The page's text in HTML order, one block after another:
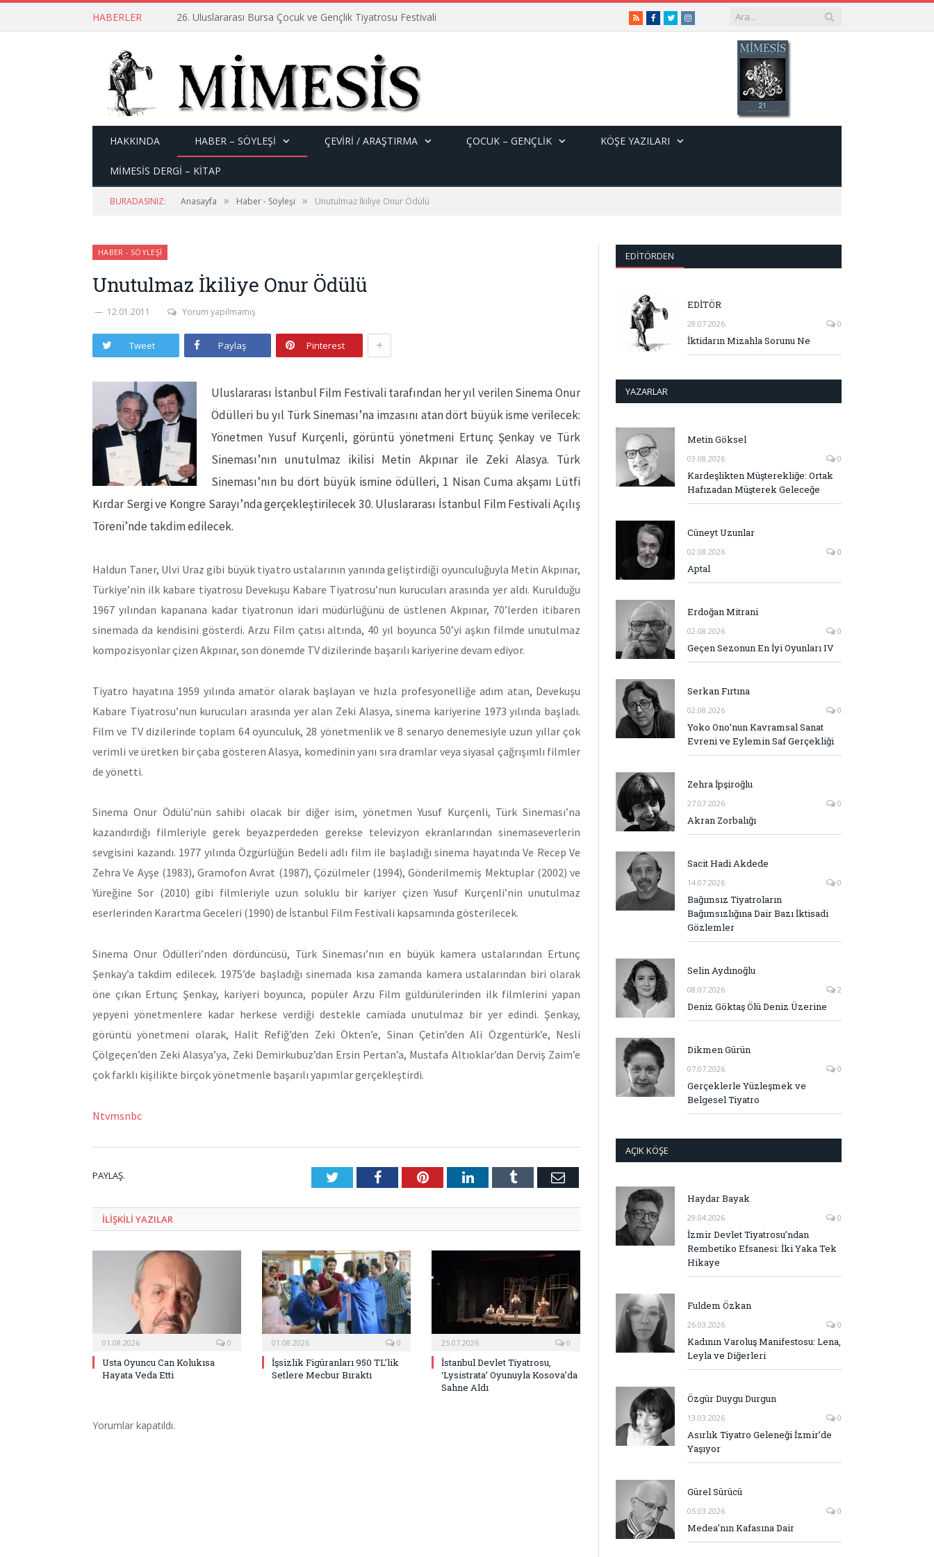
HABERLER 26. Uluslararası Bursa Çocuk ve Gençlik Tiyatrosu Festivali RSSFacebook
TwitterInstagram
HAKKINDA HABER – SÖYLEŞI ÇEVİRİ / ARAŞTIRMA ÇOCUK – GENÇLIK KÖŞE YAZILARI
MİMESİS DERGİ – KİTAP
BURADASINIZ: Anasayfa » Haber - Söyleşi » Unutulmaz İkiliye Onur Ödülü
HABER - SÖYLEŞI
Unutulmaz İkiliye Onur Ödülü
12.01.2011 Yorum yapılmamış
Tweet Paylaş Pinterest +
Uluslararası İstanbul Film Festivali tarafından her yıl verilen Sinema Onur
Ödülleri bu yıl Türk Sineması’na imzasını atan dört büyük isme verilecek:
Yönetmen Yusuf Kurçenli, görüntü yönetmeni Ertunç Şenkay ve Türk
Sineması’nın unutulmaz ikilisi Metin Akpınar ile Zeki Alasya. Türk
Sineması’nın bu dört büyük ismine ödülleri, 1 Nisan Cuma akşamı Lütfi
Kırdar Sergi ve Kongre Sarayı’nda gerçekleştirilecek 30. Uluslararası İstanbul Film Festivali Açılış
Töreni’nde takdim edilecek.
Haldun Taner, Ulvi Uraz gibi büyük tiyatro ustalarının yanında geliştirdiği oyunculuğuyla Metin Akpınar,
Türkiye’nin ilk kabare tiyatrosu Devekuşu Kabare Tiyatrosu’nun kurucuları arasında yer aldı. Kurulduğu
1967 yılından kapanana kadar tiyatronun idari müdürlüğünü de üstlenen Akpınar, 70’lerden itibaren
sinemada da kendisini gösterdi. Arzu Film çatısı altında, 40 yıl boyunca 50’yi aşkın filmde unutulmaz
kompozisyonlar çizen Akpınar, son dönemde TV dizilerinde başarılı kariyerine devam ediyor.
Tiyatro hayatına 1959 yılında amatör olarak başlayan ve hızla profesyonelliğe adım atan, Devekuşu
Kabare Tiyatrosu’nun kurucuları arasında yer alan Zeki Alasya, sinema kariyerine 1973 yılında başladı.
Film ve TV dizilerinde toplam 64 oyunculuk, 28 yönetmenlik ve 8 senaryo denemesiyle uzun yıllar çok
verimli ve üretken bir çaba gösteren Alasya, komedinin yanı sıra dramlar veya siyasal çağrışımlı filmler
de yönetti.
Sinema Onur Ödülü’nün sahibi olacak bir diğer isim, yönetmen Yusuf Kurçenli, Türk Sineması’na
kazandırdığı filmleriyle gerek beyazperdeden gerekse televizyon ekranlarından sinemaseverlerin
sevgisini kazandı. 1977 yılında Özgürlüğün Bedeli adlı film ile başladığı sinema hayatında Ve Recep Ve
Zehra Ve Ayşe (1983), Gramofon Avrat (1987), Çözülmeler (1994), Gönderilmemiş Mektuplar (2002) ve
Yüreğine Sor (2010) gibi filmleriyle uzun soluklu bir kariyer çizen Yusuf Kurçenli’nin unutulmaz
eserlerinden Karartma Geceleri (1990) de İstanbul Film Festivali kapsamında gösterilecek.
Sinema Onur Ödülleri’nden dördüncüsü, Türk Sineması’nın en büyük kamera ustalarından Ertunç
Şenkay’a takdim edilecek. 1975’de başladığı sinemada kısa zamanda kamera ustalarından biri olarak
öne çıkan Ertunç Şenkay, kariyeri boyunca, popüler Arzu Film güldürülerinden ilk filmlerini yapan
yepyeni yönetmenlere kadar herkese verdiği destekle camiada unutulmaz bir yer edindi. Şenkay,
görüntü yönetmeni olarak, Halit Refiğ’den Zeki Ökten’e, Sinan Çetin’den Ali Özgentürk’e, Nesli
Çölgeçen’den Zeki Alasya’ya, Zeki Demirkubuz’dan Ersin Pertan’a, Mustafa Altıoklar’dan Derviş Zaim’e
çok farklı kişilikte birçok yönetmenle başarılı yapımlar gerçekleştirdi.
Ntvmsnbc
PAYLAŞ. TwitterFacebookPinterestLinkedInTumblr E-
ILIŞKILI YAZILAR
01.08.2026 0
Usta Oyuncu Can Kolukısa
Hayata Veda Etti
01.08.2026 0
İşsizlik Figüranları 950 TL’lik
Setlere Mecbur Bıraktı
25.07.2026 0
İstanbul Devlet Tiyatrosu,
‘Lysistrata’ Oyunuyla Kosova’da
Sahne Aldı
Yorumlar kapatıldı.
EDITÖRDEN
EDİTÖR
28.07.2026 0
İktidarın Mizahla Sorunu Ne
YAZARLAR
Metin Göksel
03.08.2026 0
Kardeşlikten Müşterekliğe: Ortak
Hafızadan Müşterek Geleceğe
Cüneyt Uzunlar
02.08.2026 0
Aptal
Erdoğan Mitrani
02.08.2026 0
Geçen Sezonun En İyi Oyunları IV
Serkan Fırtına
02.08.2026 0
Yoko Ono’nun Kavramsal Sanat
Evreni ve Eylemin Saf Gerçekliği
Zehra İpşiroğlu
27.07.2026 0
Akran Zorbalığı
Sacit Hadi Akdede
14.07.2026 0
Bağımsız Tiyatroların
Bağımsızlığına Dair Bazı İktisadi
Gözlemler
Selin Aydınoğlu
08.07.2026 2
Deniz Göktaş Ölü Deniz Üzerine
Dikmen Gürün
07.07.2026 0
Gerçeklerle Yüzleşmek ve
Belgesel Tiyatro
AÇIK KÖŞE
Haydar Bayak
29.04.2026 0
İzmir Devlet Tiyatrosu’ndan
Rembetiko Efsanesi: İki Yaka Tek
Hikaye
Fuldem Özkan
26.03.2026 0
Kadının Varoluş Manifestosu: Lena,
Leyla ve Diğerleri
Özgür Duygu Durgun
13.03.2026 0
Asırlık Tiyatro Geleneği İzmir’de
Yaşıyor
Gürel Sürücü
05.03.2026 0
Medea’nın Kafasına Dair